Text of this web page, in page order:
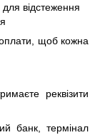
відстеження
щоб кожна
реквізити
банк, термінал